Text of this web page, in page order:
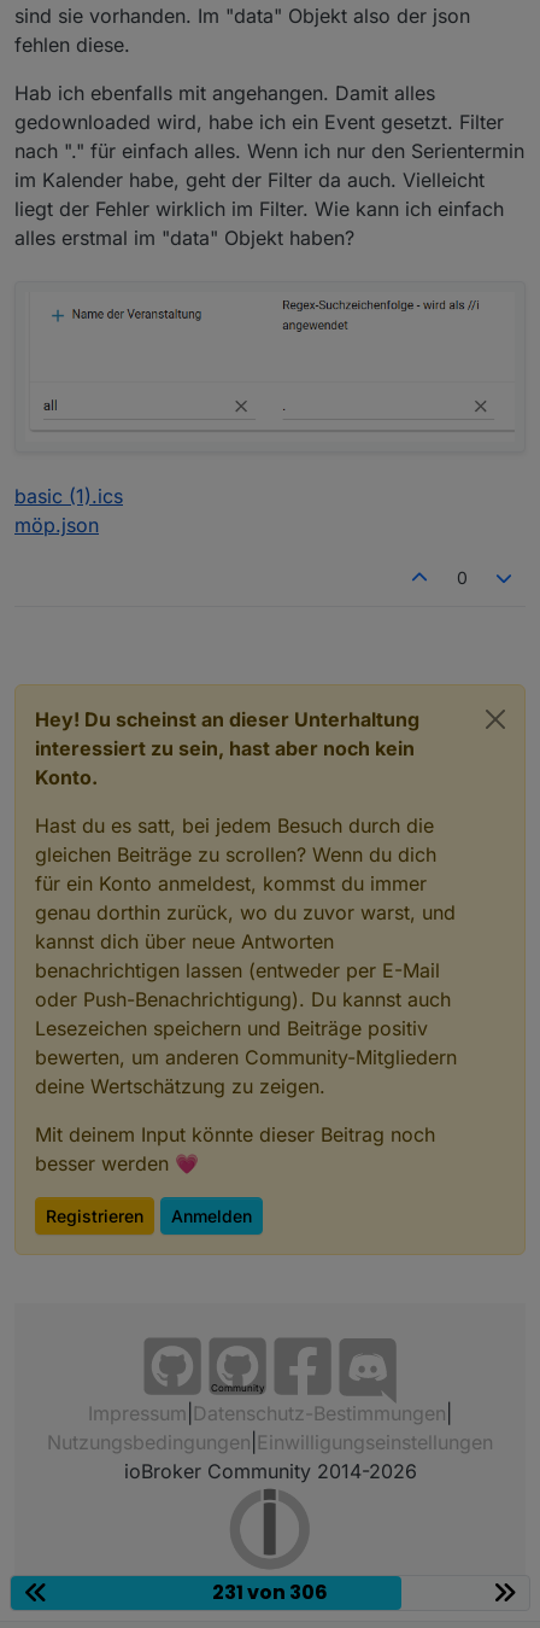
sind sie vorhanden. Im "data" Objekt also der json
fehlen diese.
Hab ich ebenfalls mit angehangen. Damit alles
gedownloaded wird, habe ich ein Event gesetzt. Filter
nach "." für einfach alles. Wenn ich nur den Serientermin
im Kalender habe, geht der Filter da auch. Vielleicht
liegt der Fehler wirklich im Filter. Wie kann ich einfach
alles erstmal im "data" Objekt haben?
basic (1).ics
möp.json
0
Hey! Du scheinst an dieser Unterhaltung
interessiert zu sein, hast aber noch kein
Konto.
Hast du es satt, bei jedem Besuch durch die
gleichen Beiträge zu scrollen? Wenn du dich
für ein Konto anmeldest, kommst du immer
genau dorthin zurück, wo du zuvor warst, und
kannst dich über neue Antworten
benachrichtigen lassen (entweder per E-Mail
oder Push-Benachrichtigung). Du kannst auch
Lesezeichen speichern und Beiträge positiv
bewerten, um anderen Community-Mitgliedern
deine Wertschätzung zu zeigen.
Mit deinem Input könnte dieser Beitrag noch
besser werden 💗
Registrieren Anmelden
Community
Impressum Datenschutz-Bestimmungen
Nutzungsbedingungen Einwilligungseinstellungen
ioBroker Community 2014-2026
231 von 306